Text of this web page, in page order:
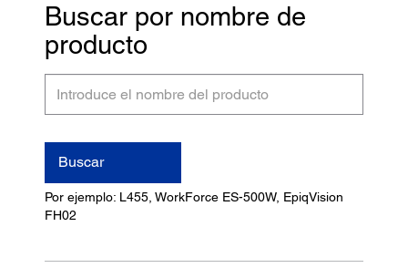
Buscar por nombre de
producto
del
producto
Buscar
Por ejemplo: L455, WorkForce ES-500W, EpiqVision
FH02